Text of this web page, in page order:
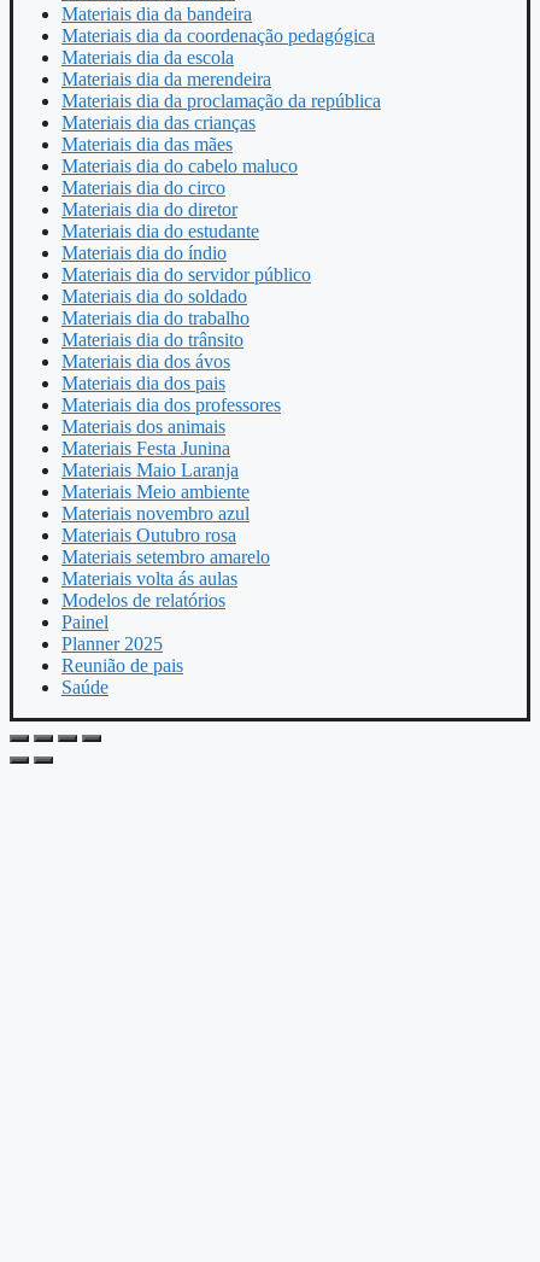
Materiais dia da bandeira
Materiais dia da coordenação pedagógica
Materiais dia da escola
Materiais dia da merendeira
Materiais dia da proclamação da república
Materiais dia das crianças
Materiais dia das mães
Materiais dia do cabelo maluco
Materiais dia do circo
Materiais dia do diretor
Materiais dia do estudante
Materiais dia do índio
Materiais dia do servidor público
Materiais dia do soldado
Materiais dia do trabalho
Materiais dia do trânsito
Materiais dia dos ávos
Materiais dia dos pais
Materiais dia dos professores
Materiais dos animais
Materiais Festa Junina
Materiais Maio Laranja
Materiais Meio ambiente
Materiais novembro azul
Materiais Outubro rosa
Materiais setembro amarelo
Materiais volta ás aulas
Modelos de relatórios
Painel
Planner 2025
Reunião de pais
Saúde